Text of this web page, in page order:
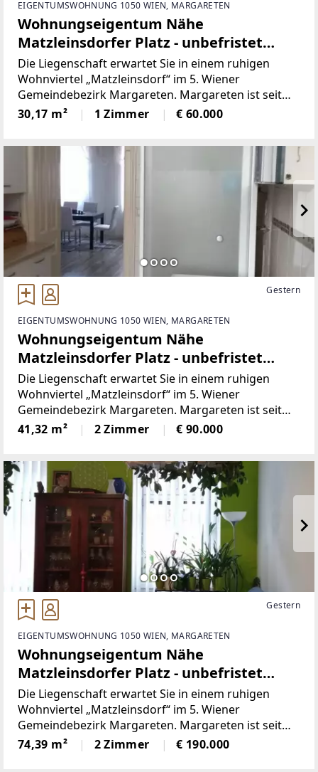
EIGENTUMSWOHNUNG 1050 WIEN, MARGARETEN
Wohnungseigentum Nähe
Matzleinsdorfer Platz - unbefristet
vermietet
Die Liegenschaft erwartet Sie in einem ruhigen
Wohnviertel „Matzleinsdorf“ im 5. Wiener
Gemeindebezirk Margareten. Margareten ist seit
dem Jahr 1850 Teil Wiens und seit 1861 der 5. Wiener
Gemeindebezirk. Er liegt innerhalb des Gürtels, der
30,17 m² 1 Zimmer € 60.000
Gestern
EIGENTUMSWOHNUNG 1050 WIEN, MARGARETEN
Wohnungseigentum Nähe
Matzleinsdorfer Platz - unbefristet
vermietete
Die Liegenschaft erwartet Sie in einem ruhigen
Wohnviertel „Matzleinsdorf“ im 5. Wiener
Gemeindebezirk Margareten. Margareten ist seit
dem Jahr 1850 Teil Wiens und seit 1861 der 5. Wiener
Gemeindebezirk. Er liegt innerhalb des Gürtels, der
41,32 m² 2 Zimmer € 90.000
Gestern
EIGENTUMSWOHNUNG 1050 WIEN, MARGARETEN
Wohnungseigentum Nähe
Matzleinsdorfer Platz - unbefristet
vermietete
Die Liegenschaft erwartet Sie in einem ruhigen
Wohnviertel „Matzleinsdorf“ im 5. Wiener
Gemeindebezirk Margareten. Margareten ist seit
dem Jahr 1850 Teil Wiens und seit 1861 der 5. Wiener
Gemeindebezirk. Er liegt innerhalb des Gürtels, der
74,39 m² 2 Zimmer € 190.000